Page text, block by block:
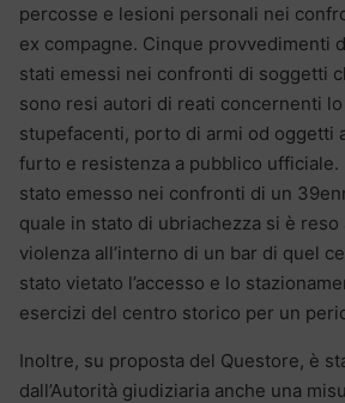
percosse e lesioni personali nei
ex compagne. Cinque provvedimenti
stati emessi nei confronti di soggetti
sono resi autori di reati concernenti
stupefacenti, porto di armi od oggetti
furto e resistenza a pubblico ufficiale.
stato emesso nei confronti di un
quale in stato di ubriachezza si è
violenza all’interno di un bar di quel
stato vietato l’accesso e lo
esercizi del centro storico per un
Inoltre, su proposta del Questore, è
dall’Autorità giudiziaria anche una